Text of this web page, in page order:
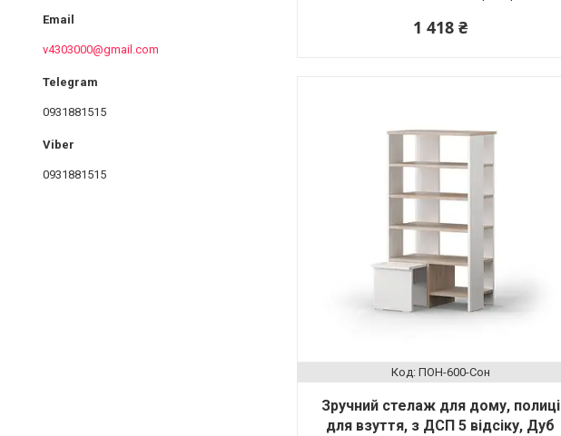
1 418 ₴
ПОН-600-Сон
Зручний стелаж для дому, полиці
для взуття, з ДСП 5 відсіку, Дуб
v4303000@gmail.com
0931881515
0931881515